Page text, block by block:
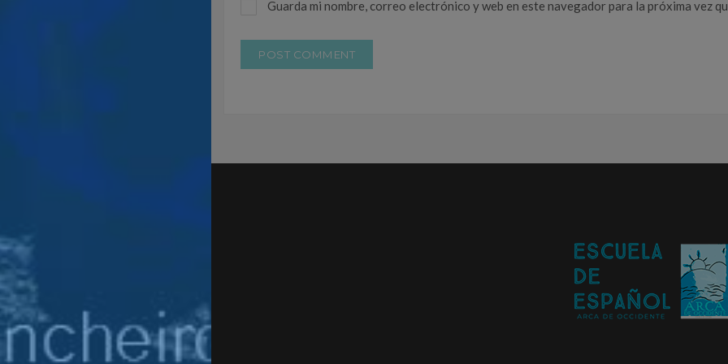
Guarda mi nombre, correo electrónico y web en este navegador para la próxima vez